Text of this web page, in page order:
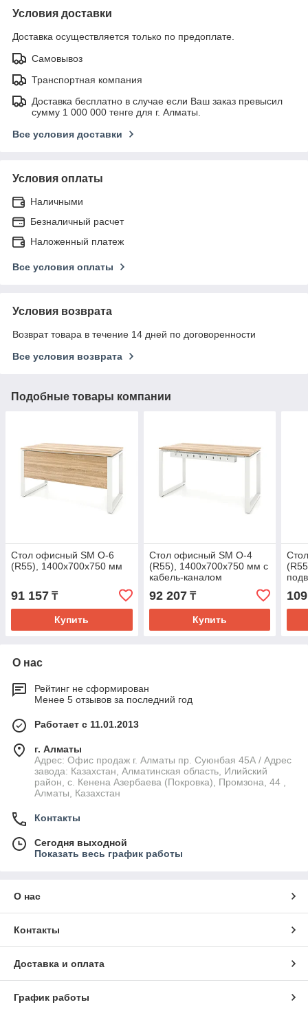
Условия доставки
Доставка осуществляется только по предоплате.
Самовывоз
Транспортная компания
Доставка бесплатно в случае если Ваш заказ превысил
сумму 1 000 000 тенге для г. Алматы.
Все условия доставки
Условия оплаты
Наличными
Безналичный расчет
Наложенный платеж
Все условия оплаты
Условия возврата
Возврат товара в течение 14 дней по договоренности
Все условия возврата
Подобные товары компании
Стол офисный SМ O-6
(R55), 1400х700х750 мм
91 157 ₸
Купить
Стол офисный SM O-4
(R55), 1400х700х750 мм с
кабель-каналом
92 207₸
Купить
О нас
Рейтинг не сформирован
Менее 5 отзывов за последний год
Работает с 11.01.2013
г. Алматы
Адрес: Офис продаж г. Алматы пр. Суюнбая 45А / Адрес
завода: Казахстан, Алматинская область, Илийский
район, ​с. Кенена Азербаева (Покровка), Промзона, 44​ ,
Алматы, Казахстан
Контакты
Сегодня выходной
Показать весь график работы
О нас
Контакты
Доставка и оплата
График работы